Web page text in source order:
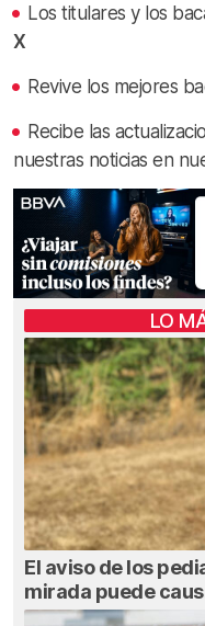
Los titulares y los
X
Revive los mejores
Recibe las
nuestras noticias en
LO
El aviso de los
mirada puede